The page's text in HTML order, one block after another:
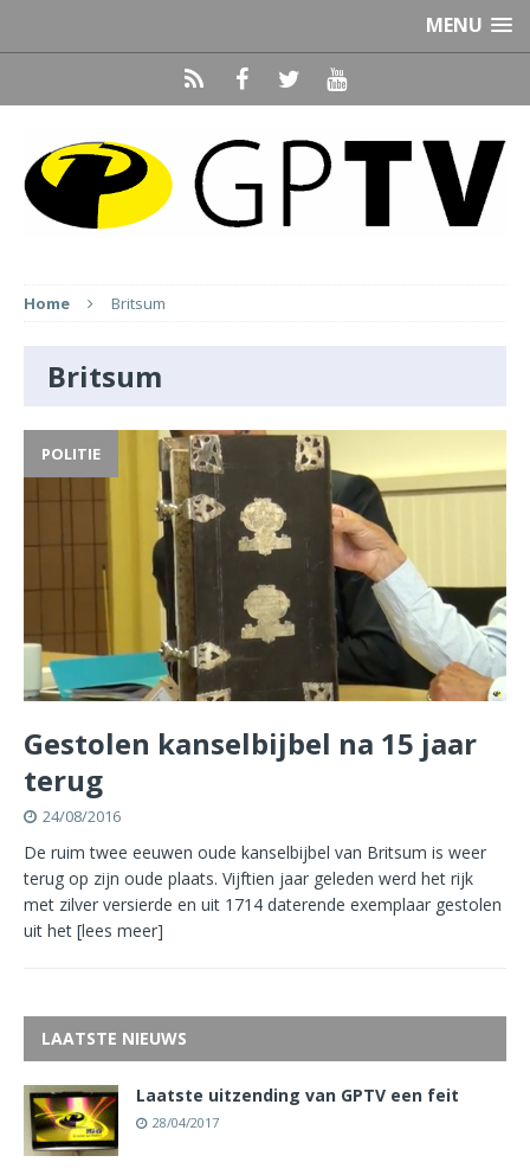
MENU
Home Britsum
Britsum
POLITIE
Gestolen kanselbijbel na 15 jaar
terug
24/08/2016
De ruim twee eeuwen oude kanselbijbel van Britsum is weer
terug op zijn oude plaats. Vijftien jaar geleden werd het rijk
met zilver versierde en uit 1714 daterende exemplaar gestolen
uit het [lees meer]
LAATSTE NIEUWS
Laatste uitzending van GPTV een feit
28/04/2017